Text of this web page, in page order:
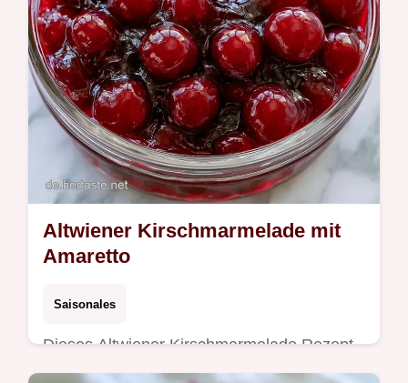
Altwiener Kirschmarmelade mit
Amaretto
Saisonales
Dieses Altwiener Kirschmarmelade Rezept
bewahrt den Biss der Früchte. In den